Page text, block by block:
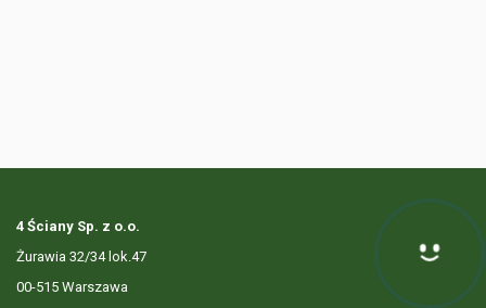
4 Ściany Sp. z o.o.
Żurawia 32/34 lok.47
00-515 Warszawa